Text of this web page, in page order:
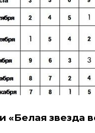
«Белая звезда